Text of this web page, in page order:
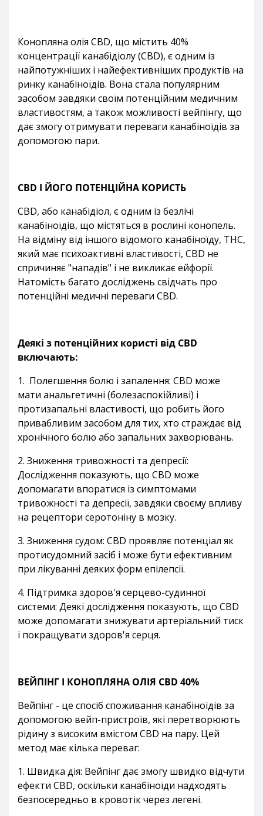
Конопляна олія CBD, що містить 40%
концентрації канабідіолу (CBD), є одним із
найпотужніших і найефективніших продуктів на
ринку канабіноїдів. Вона стала популярним
засобом завдяки своїм потенційним медичним
властивостям, а також можливості вейпінгу, що
дає змогу отримувати переваги канабіноїдів за
допомогою пари.
CBD І ЙОГО ПОТЕНЦІЙНА КОРИСТЬ
CBD, або канабідіол, є одним із безлічі
канабіноїдів, що містяться в рослині конопель.
На відміну від іншого відомого канабіноїду, THC,
який має психоактивні властивості, CBD не
спричиняє "нападів" і не викликає ейфорії.
Натомість багато досліджень свідчать про
потенційні медичні переваги CBD.
Деякі з потенційних користі від CBD
включають:
1. Полегшення болю і запалення: CBD може
мати анальгетичні (болезаспокійливі) і
протизапальні властивості, що робить його
привабливим засобом для тих, хто страждає від
хронічного болю або запальних захворювань.
2. Зниження тривожності та депресії:
Дослідження показують, що CBD може
допомагати впоратися із симптомами
тривожності та депресії, завдяки своєму впливу
на рецептори серотоніну в мозку.
3. Зниження судом: CBD проявляє потенціал як
протисудомний засіб і може бути ефективним
при лікуванні деяких форм епілепсії.
4. Підтримка здоров'я серцево-судинної
системи: Деякі дослідження показують, що CBD
може допомагати знижувати артеріальний тиск
і покращувати здоров'я серця.
ВЕЙПІНГ І КОНОПЛЯНА ОЛІЯ CBD 40%
Вейпінг - це спосіб споживання канабіноїдів за
допомогою вейп-пристроїв, які перетворюють
рідину з високим вмістом CBD на пару. Цей
метод має кілька переваг:
1. Швидка дія: Вейпінг дає змогу швидко відчути
ефекти CBD, оскільки канабіноїди надходять
безпосередньо в кровотік через легені.